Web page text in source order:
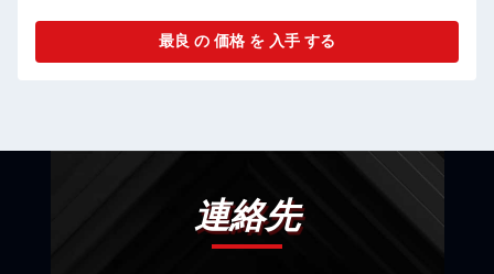
最良 の 価格 を 入手 する
連絡先